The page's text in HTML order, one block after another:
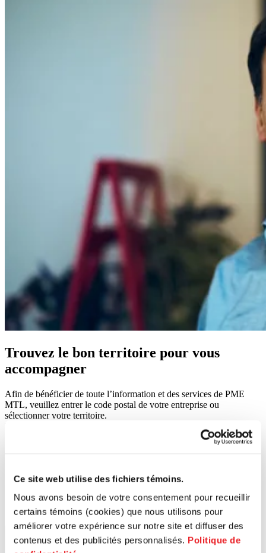
Ce site web utilise des fichiers témoins.
Nous avons besoin de votre consentement pour recueillir
certains témoins (cookies) que nous utilisons pour
améliorer votre expérience sur notre site et diffuser des
contenus et des publicités personnalisés. Politique de
Trouvez le bon territoire pour vous
accompagner
Afin de bénéficier de toute l’information et des services de PME
MTL, veuillez entrer le code postal de votre entreprise ou
sélectionner votre territoire.
Rechercher un code postal
Lancer la recherche